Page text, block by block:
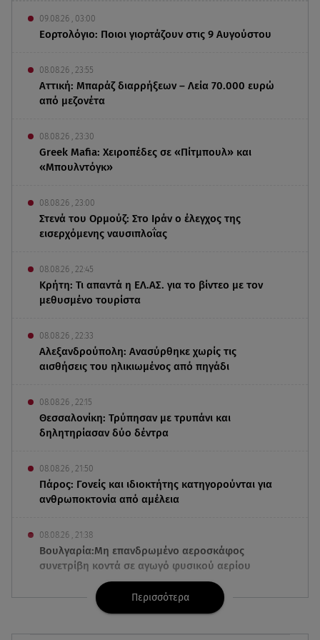
09.08.26 , 03:00
Εορτολόγιο: Ποιοι γιορτάζουν στις 9 Αυγούστου
08.08.26 , 23:55
Αττική: Μπαράζ διαρρήξεων – Λεία 70.000 ευρώ
από μεζονέτα
08.08.26 , 23:30
Greek Mafia: Χειροπέδες σε «Πίτμπουλ» και
«Μπουλντόγκ»
08.08.26 , 23:00
Στενά του Ορμούζ: Στο Ιράν ο έλεγχος της
εισερχόμενης ναυσιπλοΐας
08.08.26 , 22:45
Κρήτη: Τι απαντά η ΕΛ.ΑΣ. για το βίντεο με τον
μεθυσμένο τουρίστα
08.08.26 , 22:33
Αλεξανδρούπολη: Ανασύρθηκε χωρίς τις
αισθήσεις του ηλικιωμένος από πηγάδι
08.08.26 , 22:15
Θεσσαλονίκη: Τρύπησαν με τρυπάνι και
δηλητηρίασαν δύο δέντρα
08.08.26 , 21:50
Πάρος: Γονείς και ιδιοκτήτης κατηγορούνται για
ανθρωποκτονία από αμέλεια
08.08.26 , 21:38
Βουλγαρία:Μη επανδρωμένο αεροσκάφος
συνετρίβη κοντά σε αγωγό φυσικού αερίου
Φωτιά στην Αττικοβοιωτία: Ενέργεια ίση με έξι
ατομικές βόμβες
Περισσότερα